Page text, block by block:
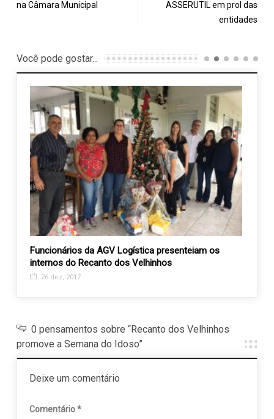
na Câmara Municipal
ASSERUTIL em prol das
entidades
Você pode gostar...
Funcionários da AGV Logística presenteiam os
internos do Recanto dos Velhinhos
26 dez, 2017
0 pensamentos sobre “Recanto dos Velhinhos
promove a Semana do Idoso”
Deixe um comentário
Comentário*